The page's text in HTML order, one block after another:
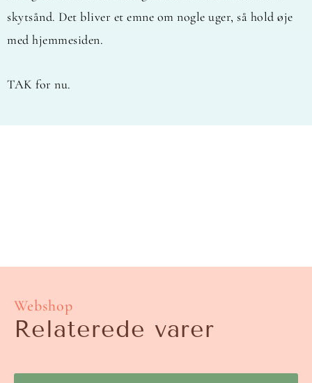
skytsånd. Det bliver et emne om nogle uger, så hold øje
med hjemmesiden.
TAK for nu.
Webshop
Relaterede varer